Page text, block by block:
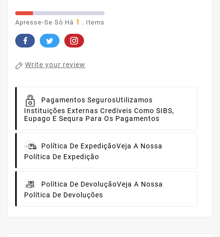
Apresse-Se Só Há 1 . Items
Write your review
Pagamentos SegurosUtilizamos
Instituições Externas Credíveis Como SIBS,
Eupago E Sequra Para Os Pagamentos
Política De ExpediçãoVeja A Nossa
Política De Expedição
Política De DevoluçãoVeja A Nossa
Política De Devoluções